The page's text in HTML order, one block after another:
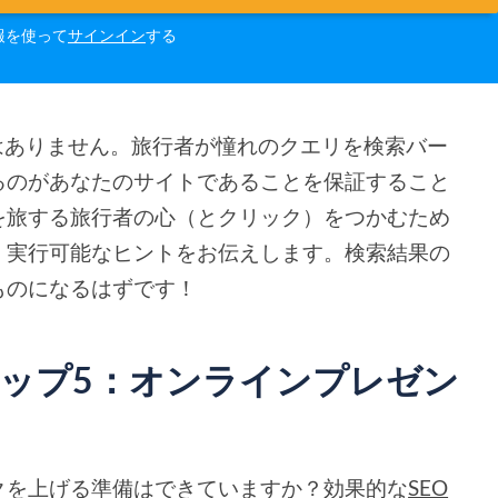
を使ってサインインする
りません。旅行者が憧れのクエリを検索バー
があなたのサイトであることを保証すること
する旅行者の心（とクリック）をつかむため
行可能なヒントをお伝えします。検索結果の
になるはずです！
プ5：オンラインプレゼン
上げる準備はできていますか？効果的なSEO